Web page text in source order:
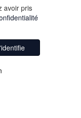
avoir pris